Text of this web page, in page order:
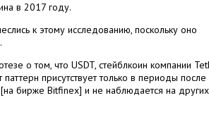
в 2017 году.
к этому исследованию, поскольку оно
о том, что USDT, стейблкоин компании
присутствует только в периоды после
бирже Bitfinex] и не наблюдается на других